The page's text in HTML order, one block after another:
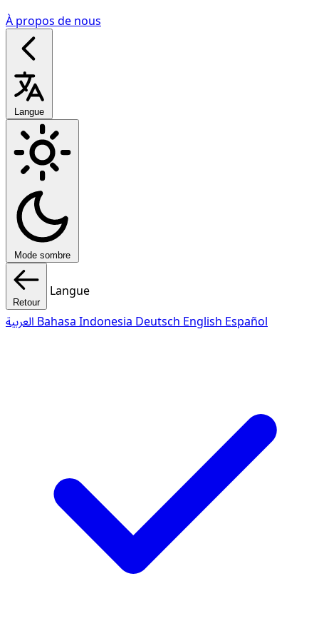
À propos de nous
Langue
Mode sombre
Retour
Langue
Bahasa Indonesia Deutsch English Español